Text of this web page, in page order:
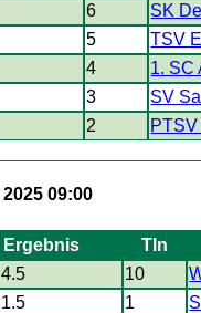
6 SK
5 TSV
4 1. SC
3 SV
2
09:00
Ergebnis Tln
10
1